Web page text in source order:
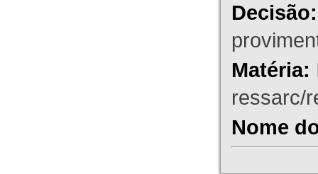
Decisão:
Matéria:
ressarc/
Nome